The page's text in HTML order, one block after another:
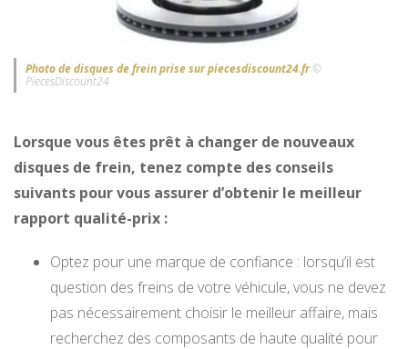
Photo de disques de frein prise sur piecesdiscount24.fr©
PiecesDiscount24
Lorsque vous êtes prêt à changer de nouveaux
disques de frein, tenez compte des conseils
suivants pour vous assurer d’obtenir le meilleur
rapport qualité-prix :
Optez pour une marque de confiance : lorsqu’il est
question des freins de votre véhicule, vous ne devez
pas nécessairement choisir le meilleur affaire, mais
recherchez des composants de haute qualité pour